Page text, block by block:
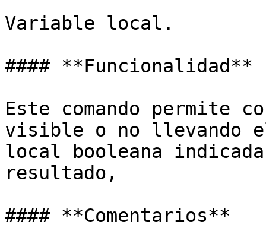
Variable local.
#### **Funcionalidad**
Este comando permite
visible o no llevando
local booleana
resultado,
#### **Comentarios**